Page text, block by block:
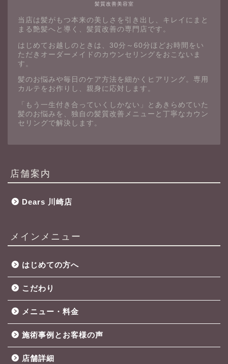
髪質改善美容室
当店は髪がもつ本来の美しさを引き出し、キレイにまと
まる艶髪へと導く、髪質改善の専門店です。
はじめてお越しのときは、30分～60分ほどお時間をい
ただきオーダーメイドのカウンセリングをおこないま
す。
髪のお悩みや毎日のケア方法を細かくヒアリング。専用
カルテをお作りし、親身に応対します。
「もう一生付き合っていくしかない」とあきらめていた
髪のお悩みを、独自の髪質改善メニューと丁寧なカウン
セリングで解決します。
店舗案内
Dears 川崎店
メインメニュー
はじめての方へ
こだわり
メニュー・料金
施術事例とお客様の声
店舗詳細